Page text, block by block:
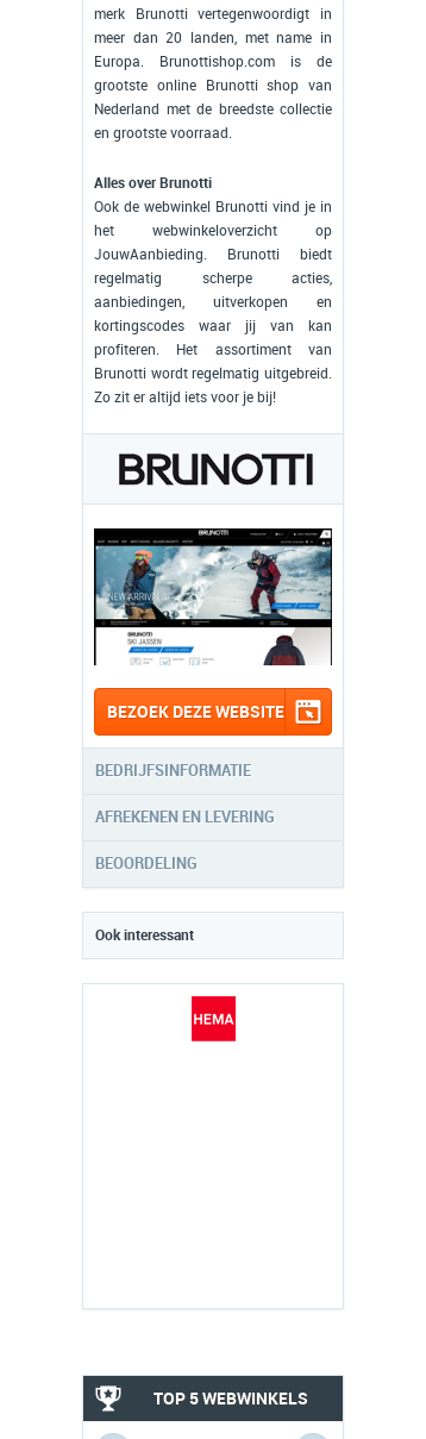
merk Brunotti vertegenwoordigt in
meer dan 20 landen, met name in
Europa. Brunottishop.com is de
grootste online Brunotti shop van
Nederland met de breedste collectie
en grootste voorraad.
Alles over Brunotti
Ook de webwinkel Brunotti vind je in
het webwinkeloverzicht op
JouwAanbieding. Brunotti biedt
regelmatig scherpe acties,
aanbiedingen, uitverkopen en
kortingscodes waar jij van kan
profiteren. Het assortiment van
Brunotti wordt regelmatig uitgebreid.
Zo zit er altijd iets voor je bij!
BEZOEK DEZE WEBSITE
BEDRIJFSINFORMATIE
AFREKENEN EN LEVERING
BEOORDELING
Ook interessant
TOP 5 WEBWINKELS